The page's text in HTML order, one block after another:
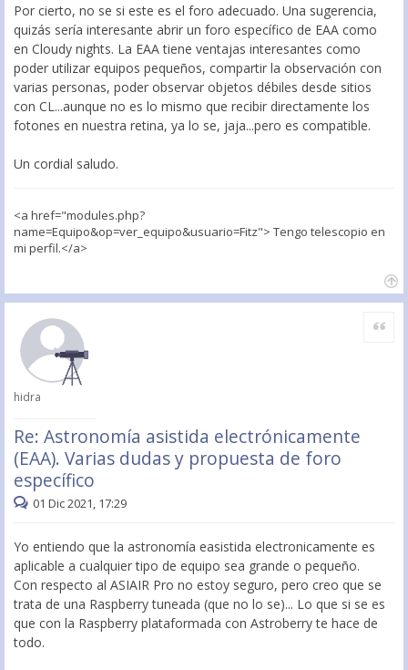
Por cierto, no se si este es el foro adecuado. Una sugerencia,
quizás sería interesante abrir un foro específico de EAA como
en Cloudy nights. La EAA tiene ventajas interesantes como
poder utilizar equipos pequeños, compartir la observación con
varias personas, poder observar objetos débiles desde sitios
con CL...aunque no es lo mismo que recibir directamente los
fotones en nuestra retina, ya lo se, jaja...pero es compatible.
Un cordial saludo.
<a href="modules.php?
name=Equipo&op=ver_equipo&usuario=Fitz"> Tengo telescopio en
mi perfil.</a>
hidra
Re: Astronomía asistida electrónicamente
(EAA). Varias dudas y propuesta de foro
específico
Citar
01 Dic 2021, 17:29
Yo entiendo que la astronomía easistida electronicamente es
aplicable a cualquier tipo de equipo sea grande o pequeño.
Con respecto al ASIAIR Pro no estoy seguro, pero creo que se
trata de una Raspberry tuneada (que no lo se)... Lo que si se es
que con la Raspberry plataformada con Astroberry te hace de
todo.